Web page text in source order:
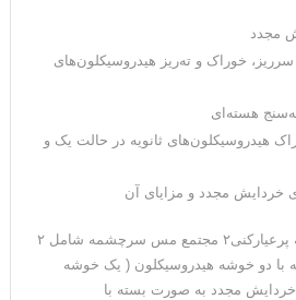
مجدد
خوراک و ته‌ریز هیدروسیکلون‌های
هسته‌ای
هیدروسیکلون‌های ثانویه در حالت یک و
خردایش مجدد و مزایای آن
مدار خردایش مجدد کارخانه پرعیارکنی۲ مجتمع مس سرچشمه شامل ۲
با دو خوشه هیدروسیکلون ( یک خوشه
خردایش مجدد به صورت بسته با